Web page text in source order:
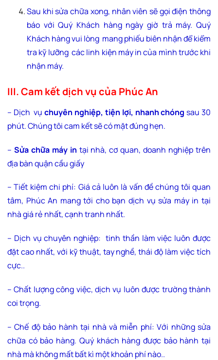
Sau khi sửa chữa xong, nhân viên sẽ gọi điện thông
báo với Quý Khách hàng ngày giờ trả máy. Quý
Khách hàng vui lòng mang phiếu biên nhận để kiểm
tra kỹ lưỡng các linh kiện máy in của mình trước khi
nhận máy.
III. Cam kết dịch vụ của Phúc An
– Dịch vụchuyên nghiệp, tiện lợi, nhanh chóng sau 30
phút. Chúng tôi cam kết sẽ có mặt đúng hẹn.
– Sửa chữa máy in tại nhà, cơ quan, doanh nghiệp trên
địa bàn quận cầu giấy
– Tiết kiệm chi phí: Giá cả luôn là vấn đề chúng tôi quan
tâm, Phúc An mang tới cho bạn dịch vụ sửa máy in tại
nhà giá rẻ nhất, cạnh tranh nhất.
– Dịch vụ chuyên nghiệp: tinh thần làm việc luôn được
đặt cao nhất, với kỹ thuật, tay nghề, thái độ làm việc tích
cực..
– Chất lượng công việc, dịch vụ luôn được trường thành
coi trọng.
– Chế độ bảo hành tại nhà và miễn phí: Với những sửa
chữa có bảo hàng. Quý khách hàng được bảo hành tại
nhà mà không mất bất kì một khoản phí nào..